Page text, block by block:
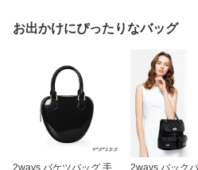
エクステンション イメチ
ェン 送料無料
め髪 ヘア飾り
イントウィッグ
お出かけにぴったりなバッグ
2ways バケツバッグ 手
2ways バック